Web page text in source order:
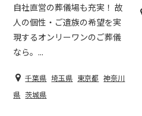
自社直営の葬儀場も充実！ 故
人の個性・ご遺族の希望を実
現するオンリーワンのご葬儀
なら。...
千葉県 埼玉県 東京都 神奈川
県 茨城県